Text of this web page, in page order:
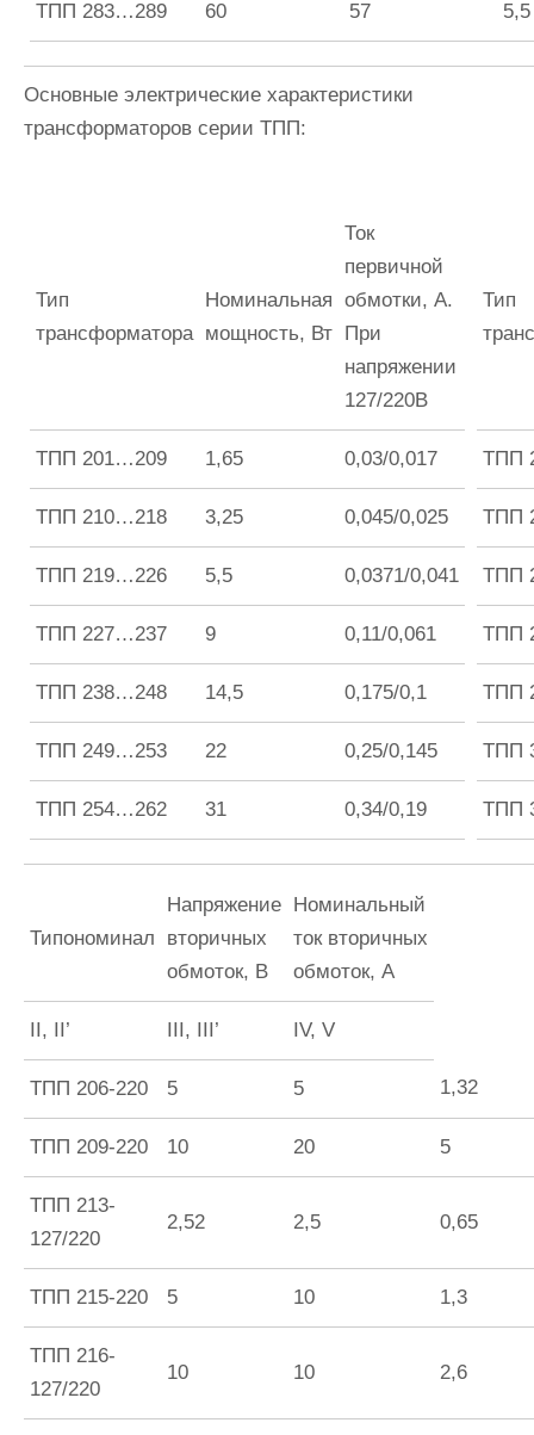
ТПП 283…289 60 57 5,5
Основные электрические характеристики
трансформаторов серии ТПП:
Тип
трансформатора
Номинальная
мощность, Вт
Ток
первичной
обмотки, А.
При
напряжении
127/220В
ТПП 201…209 1,65 0,03/0,017
ТПП 210…218 3,25 0,045/0,025
ТПП 219…226 5,5 0,0371/0,041
ТПП 227…237 9 0,11/0,061
ТПП 238…248 14,5 0,175/0,1
ТПП 249…253 22 0,25/0,145
ТПП 254…262 31 0,34/0,19
Тип
ТПП
ТПП
ТПП
ТПП
ТПП
ТПП
ТПП
Типономинал
Напряжение
вторичных
обмоток, В
Номинальный
ток вторичных
обмоток, А
II, II’ III, III’ IV, V
ТПП 206-220 5 5 1,32
ТПП 209-220 10 20 5
ТПП 213-
127/220
2,52 2,5 0,65
ТПП 215-220 5 10 1,3
ТПП 216-
127/220
10 10 2,6